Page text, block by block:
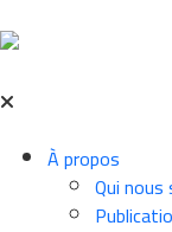
À propos
Qui